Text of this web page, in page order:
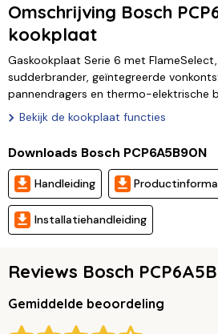
Omschrijving Bosch
kookplaat
Gaskookplaat Serie 6 met
sudderbrander, geïntegreerde
pannendragers en thermo-elektrische
Bekijk de kookplaat functies
Downloads Bosch PCP6A5B90N
Handleiding
Installatiehandleiding
Reviews Bosch
Gemiddelde beoordeling